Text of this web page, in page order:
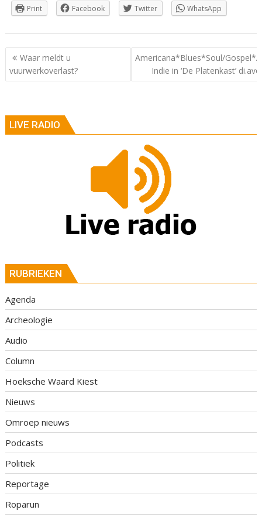
Print Facebook Twitter WhatsApp
Berichtnavigatie
Waar meldt u
vuurwerkoverlast?
Americana*Blues*Soul/
Indie in ‘De Platenkast’
LIVE RADIO
RUBRIEKEN
Agenda
Archeologie
Audio
Column
Hoeksche Waard Kiest
Nieuws
Omroep nieuws
Podcasts
Politiek
Reportage
Roparun